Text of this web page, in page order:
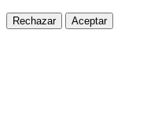
Rechazar Aceptar